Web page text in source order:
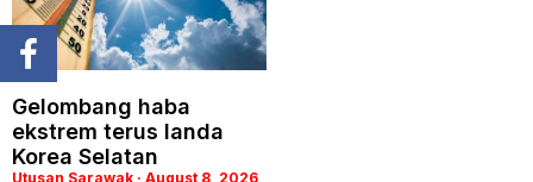
Gelombang haba
ekstrem terus landa
Korea Selatan
Utusan Sarawak August 8, 2026